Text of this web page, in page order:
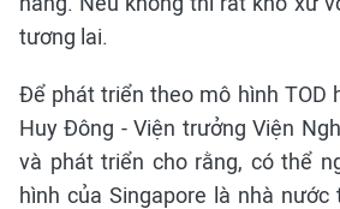
tương lai.
Để phát triển theo mô hình TOD
Huy Đông - Viện trưởng Viện
và phát triển cho rằng, có thể
hình của Singapore là nhà nước